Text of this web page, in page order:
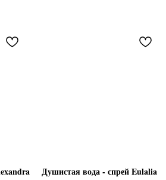
Душистая вода - спрей Eulalia